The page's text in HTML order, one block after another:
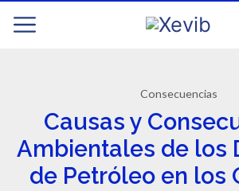
Consecuencias
Causas y
Ambientales de los
de Petróleo en los